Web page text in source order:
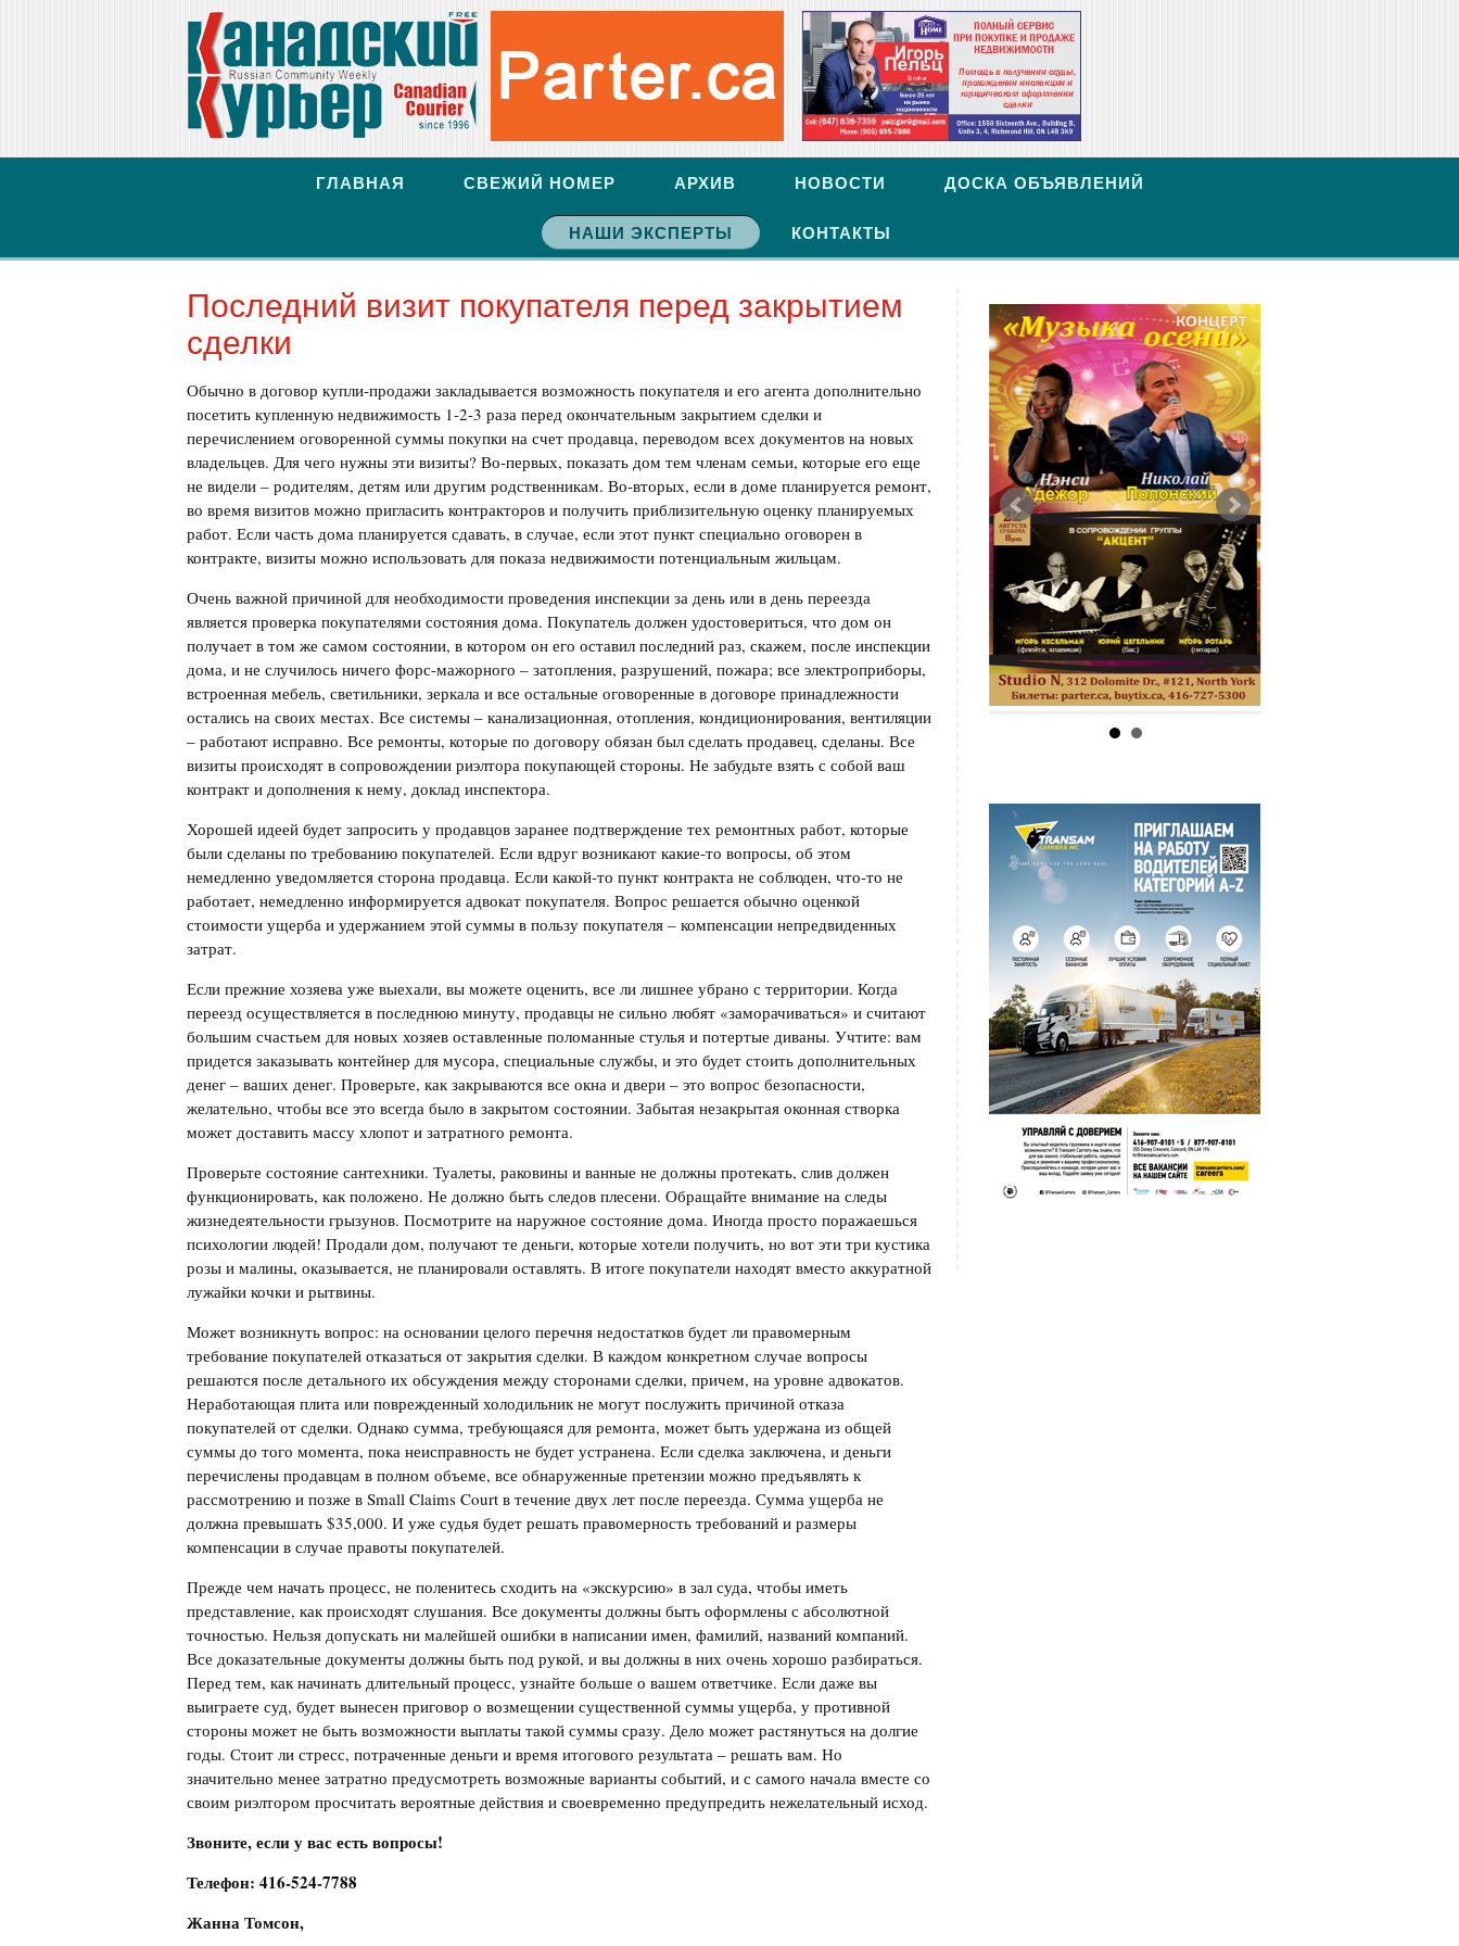
ГЛАВНАЯ СВЕЖИЙ НОМЕР АРХИВ НОВОСТИ ДОСКА ОБЪЯВЛЕНИЙ
НАШИ ЭКСПЕРТЫ КОНТАКТЫ
Последний визит покупателя перед закрытием
сделки
Обычно в договор купли-продажи закладывается возможность покупателя и его агента дополнительно
посетить купленную недвижимость 1-2-3 раза перед окончательным закрытием сделки и
перечислением оговоренной суммы покупки на счет продавца, переводом всех документов на новых
владельцев. Для чего нужны эти визиты? Во-первых, показать дом тем членам семьи, которые его еще
не видели – родителям, детям или другим родственникам. Во-вторых, если в доме планируется ремонт,
во время визитов можно пригласить контракторов и получить приблизительную оценку планируемых
работ. Если часть дома планируется сдавать, в случае, если этот пункт специально оговорен в
контракте, визиты можно использовать для показа недвижимости потенциальным жильцам.
Очень важной причиной для необходимости проведения инспекции за день или в день переезда
является проверка покупателями состояния дома. Покупатель должен удостовериться, что дом он
получает в том же самом состоянии, в котором он его оставил последний раз, скажем, после инспекции
дома, и не случилось ничего форс-мажорного – затопления, разрушений, пожара; все электроприборы,
встроенная мебель, светильники, зеркала и все остальные оговоренные в договоре принадлежности
остались на своих местах. Все системы – канализационная, отопления, кондиционирования, вентиляции
– работают исправно. Все ремонты, которые по договору обязан был сделать продавец, сделаны. Все
визиты происходят в сопровождении риэлтора покупающей стороны. Не забудьте взять с собой ваш
контракт и дополнения к нему, доклад инспектора.
Хорошей идеей будет запросить у продавцов заранее подтверждение тех ремонтных работ, которые
были сделаны по требованию покупателей. Если вдруг возникают какие-то вопросы, об этом
немедленно уведомляется сторона продавца. Если какой-то пункт контракта не соблюден, что-то не
работает, немедленно информируется адвокат покупателя. Вопрос решается обычно оценкой
стоимости ущерба и удержанием этой суммы в пользу покупателя – компенсации непредвиденных
затрат.
Если прежние хозяева уже выехали, вы можете оценить, все ли лишнее убрано с территории. Когда
переезд осуществляется в последнюю минуту, продавцы не сильно любят «заморачиваться» и считают
большим счастьем для новых хозяев оставленные поломанные стулья и потертые диваны. Учтите: вам
придется заказывать контейнер для мусора, специальные службы, и это будет стоить дополнительных
денег – ваших денег. Проверьте, как закрываются все окна и двери – это вопрос безопасности,
желательно, чтобы все это всегда было в закрытом состоянии. Забытая незакрытая оконная створка
может доставить массу хлопот и затратного ремонта.
Проверьте состояние сантехники. Туалеты, раковины и ванные не должны протекать, слив должен
функционировать, как положено. Не должно быть следов плесени. Обращайте внимание на следы
жизнедеятельности грызунов. Посмотрите на наружное состояние дома. Иногда просто поражаешься
психологии людей! Продали дом, получают те деньги, которые хотели получить, но вот эти три кустика
розы и малины, оказывается, не планировали оставлять. В итоге покупатели находят вместо аккуратной
лужайки кочки и рытвины.
Может возникнуть вопрос: на основании целого перечня недостатков будет ли правомерным
требование покупателей отказаться от закрытия сделки. В каждом конкретном случае вопросы
решаются после детального их обсуждения между сторонами сделки, причем, на уровне адвокатов.
Неработающая плита или поврежденный холодильник не могут послужить причиной отказа
покупателей от сделки. Однако сумма, требующаяся для ремонта, может быть удержана из общей
суммы до того момента, пока неисправность не будет устранена. Если сделка заключена, и деньги
перечислены продавцам в полном объеме, все обнаруженные претензии можно предъявлять к
рассмотрению и позже в Small Claims Court в течение двух лет после переезда. Сумма ущерба не
должна превышать $35,000. И уже судья будет решать правомерность требований и размеры
компенсации в случае правоты покупателей.
Прежде чем начать процесс, не поленитесь сходить на «экскурсию» в зал суда, чтобы иметь
представление, как происходят слушания. Все документы должны быть оформлены с абсолютной
точностью. Нельзя допускать ни малейшей ошибки в написании имен, фамилий, названий компаний.
Все доказательные документы должны быть под рукой, и вы должны в них очень хорошо разбираться.
Перед тем, как начинать длительный процесс, узнайте больше о вашем ответчике. Если даже вы
выиграете суд, будет вынесен приговор о возмещении существенной суммы ущерба, у противной
стороны может не быть возможности выплаты такой суммы сразу. Дело может растянуться на долгие
годы. Стоит ли стресс, потраченные деньги и время итогового результата – решать вам. Но
значительно менее затратно предусмотреть возможные варианты событий, и с самого начала вместе со
своим риэлтором просчитать вероятные действия и своевременно предупредить нежелательный исход.
Звоните, если у вас есть вопросы!
Телефон: 416-524-7788
Жанна Томсон,